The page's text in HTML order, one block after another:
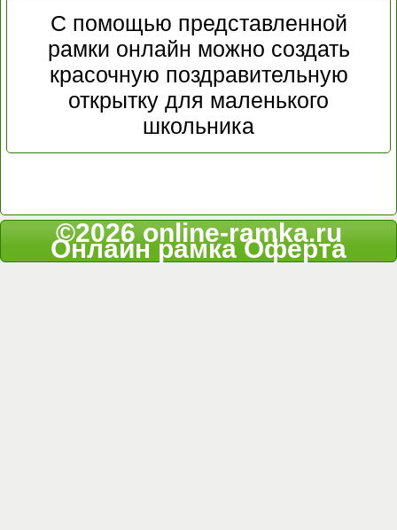
С помощью представленной
рамки онлайн можно создать
красочную поздравительную
открытку для маленького
школьника
©2026 online-ramka.ru
Онлайн рамкаОферта